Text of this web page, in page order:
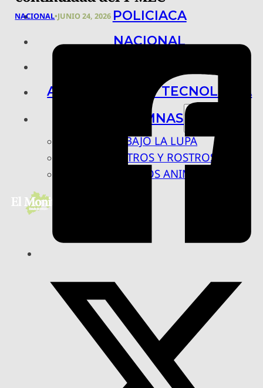
POLICIACA
NACIONAL
ARTE, CIENCIA Y TECNOLOGÍA
COLUMNAS
BAJO LA LUPA
RASTROS Y ROSTROS
VÍNCULOS ANIMALES
NACIONAL•JUNIO 24, 2026